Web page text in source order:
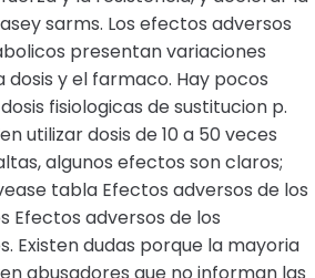
sarms. Los efectos adversos
presentan variaciones
dosis y el farmaco. Hay pocos
fisiologicas de sustitucion p.
utilizar dosis de 10 a 50 veces
algunos efectos son claros;
tabla Efectos adversos de los
Efectos adversos de los
Existen dudas porque la mayoria